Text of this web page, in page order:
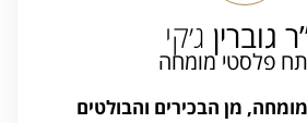
גוברין ג׳קי
פלסטי מומחה
מן הבכירים והבולטים